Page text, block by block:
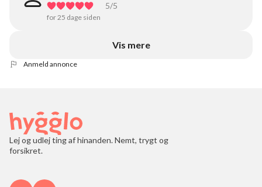
5/5
for 25 dage siden
Vis mere
Anmeld annonce
Lej og udlej ting af hinanden. Nemt, trygt og
forsikret.